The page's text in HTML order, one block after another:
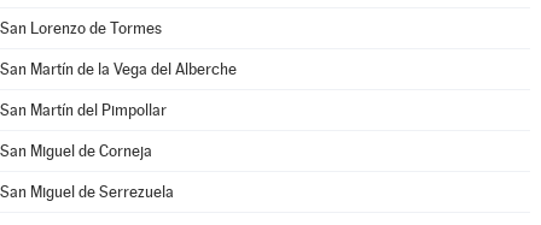
San Lorenzo de Tormes
San Martín de la Vega del Alberche
San Martín del Pimpollar
San Miguel de Corneja
San Miguel de Serrezuela